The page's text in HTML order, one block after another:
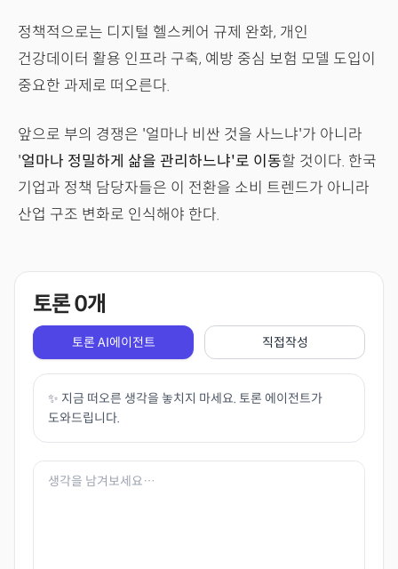
정책적으로는 디지털 헬스케어 규제 완화, 개인
건강데이터 활용 인프라 구축, 예방 중심 보험 모델 도입이
중요한 과제로 떠오른다.
앞으로 부의 경쟁은 '얼마나 비싼 것을 사느냐'가 아니라
'얼마나 정밀하게 삶을 관리하느냐'로 이동할 것이다. 한국
기업과 정책 담당자들은 이 전환을 소비 트렌드가 아니라
산업 구조 변화로 인식해야 한다.
토론0개
토론 AI에이전트 직접작성
✨ 지금 떠오른 생각을 놓치지 마세요. 토론 에이전트가
도와드립니다.